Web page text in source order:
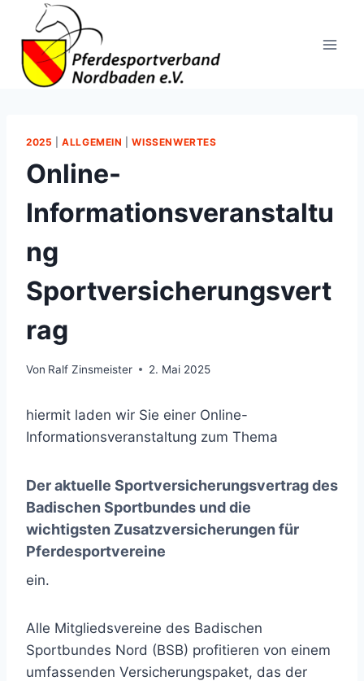
springen
2025 |ALLGEMEIN |WISSENWERTES
Online-
Informationsveranstaltu
ng
Sportversicherungsvert
rag
Von Ralf Zinsmeister 2. Mai 2025
hiermit laden wir Sie einer Online-
Informationsveranstaltung zum Thema
Der aktuelle Sportversicherungsvertrag des
Badischen Sportbundes und die
wichtigsten Zusatzversicherungen für
Pferdesportvereine
ein.
Alle Mitgliedsvereine des Badischen
Sportbundes Nord (BSB) profitieren von einem
umfassenden Versicherungspaket, das der